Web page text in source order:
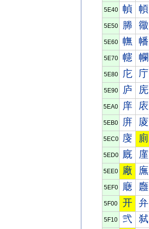
5E40 幀 幁
5E50 幐 幑
5E60 幠 幡
5E70 幰 幱
5E80 庀 庁
5E90 庐 庑
5EA0 庠 庡
5EB0 庰 庱
5EC0 廀 廁
5ED0 廐 廑
5EE0 廠 廡
5EF0 廰 廱
5F00 开 弁
5F10 弐 弑